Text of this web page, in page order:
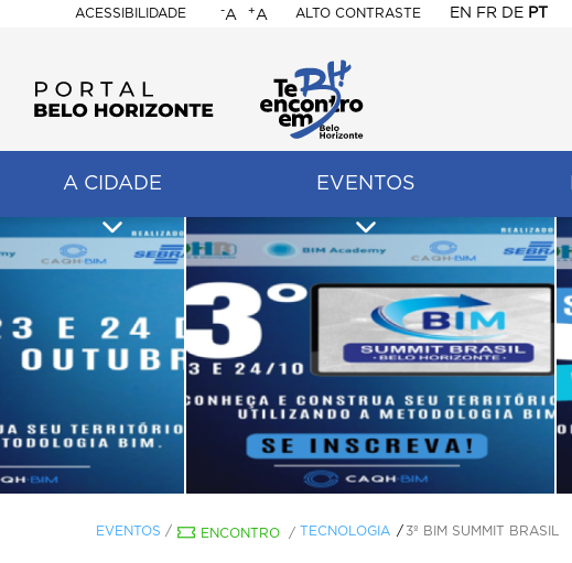
ACESSIBILIDADE
BELO
HORIZONTE
-A +A ALTO CONTRASTE EN FR DE PT
A CIDADE EVENTOS
EVENTOS / ENCONTRO / TECNOLOGIA 3º BIM SUMMIT BRASIL